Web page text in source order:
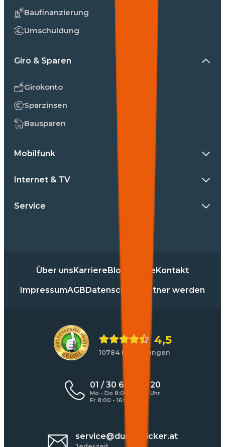
Baufinanzierung
Umschuldung
Giro & Sparen
Girokonto
Sparzinsen
Bausparen
Mobilfunk
Internet & TV
Service
Über unsKarriereBlog PresseKontakt
ImpressumAGBDatenschutz Partner werden
4,5
10784 Bewertungen
01 / 30 60 900 20
Mo - Do 8:00 - 17:00 Uhr
Fr 8:00 - 16:00 Uhr
service@durchblicker.at